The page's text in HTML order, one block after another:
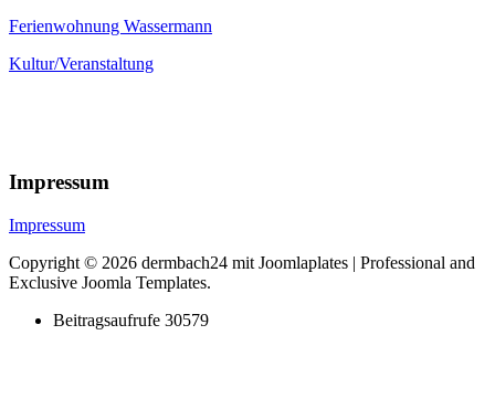
Ferienwohnung Wassermann
Kultur/Veranstaltung
Impressum
Impressum
Copyright © 2026 dermbach24 mit Joomlaplates | Professional and
Exclusive Joomla Templates.
Beitragsaufrufe 30579